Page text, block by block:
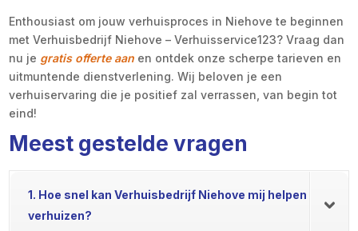
Enthousiast om jouw verhuisproces in Niehove te beginnen
met Verhuisbedrijf Niehove – Verhuisservice123? Vraag dan
nu je gratis offerte aan en ontdek onze scherpe tarieven en
uitmuntende dienstverlening. Wij beloven je een
verhuiservaring die je positief zal verrassen, van begin tot
eind!
Meest gestelde vragen
1. Hoe snel kan Verhuisbedrijf Niehove mij helpen
verhuizen?